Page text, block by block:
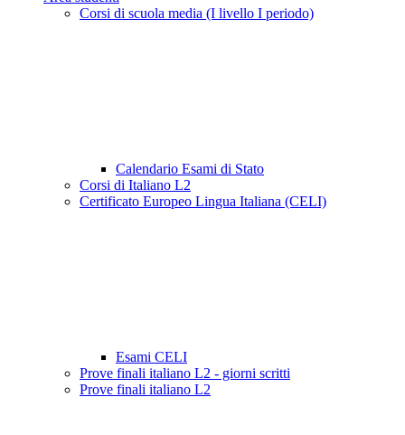
Corsi di scuola media (I livello I periodo)
Calendario Esami di Stato
Corsi di Italiano L2
Certificato Europeo Lingua Italiana (CELI)
Esami CELI
Prove finali italiano L2 - giorni scritti
Prove finali italiano L2